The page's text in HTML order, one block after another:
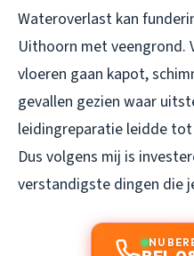
Wateroverlast kan
Uithoorn met veengrond.
vloeren gaan kapot,
gevallen gezien waar
leidingreparatie leidde
Dus volgens mij is
verstandigste dingen die
NU